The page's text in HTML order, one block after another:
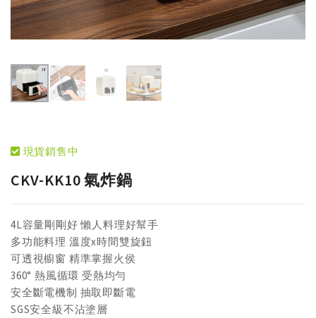
現貨銷售中
CKV-KK10 氣炸鍋
4L容量剛剛好 懶人料理好幫手
多功能料理 溫度x時間雙旋鈕
可透視櫥窗 精準掌握火侯
360° 熱風循環 受熱均勻
安全斷電機制 抽取即斷電
SGS安全級不沾塗層